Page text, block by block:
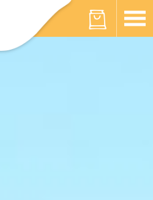
Votre panier est vide